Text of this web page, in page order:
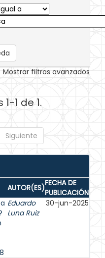
Mostrar filtros avanzados
1 de 1.
Siguiente
AUTOR(ES)FECHA DE
PUBLICACIÓN
Eduardo
Luna Ruiz
30-jun-2025